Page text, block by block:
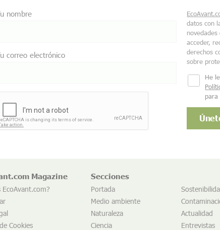
nombre
correo electrónico
datos con
acceder,
derechos
sobre
He
para
Magazine
EcoAvant.com?
Cookies
Secciones
Portada
Medio ambiente
Naturaleza
Actualidad
Ciencia
Entrevistas